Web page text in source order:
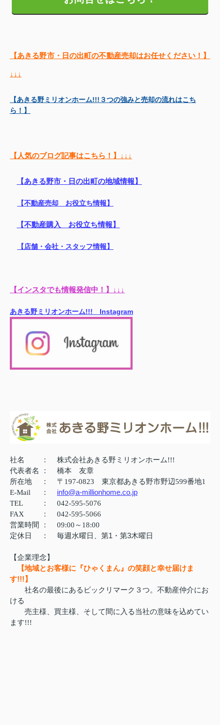
【あきる野市・日の出町の不動産売却はお任せください！】
↓↓↓
【あきる野ミリオンホーム!!!３つの強みと売却の流れはこち
ら！】
【人気のブログ記事はこちら！】↓↓↓
【あきる野市・日の出町の地域情報】
【不動産売却 お役立ち情報】
【不動産購入 お役立ち情報】
【店舗・会社・スタッフ情報】
【インスタでも情報発信中！】↓↓↓
あきる野ミリオンホーム!!! Instagram
社名 ：
株式会社あきる野ミリオンホーム!!!
代表者名
：
橋本 友章
所在地
：
〒197-0823 東京都あきる野市野辺599番地1
E-Mail
： info@a-millionhome.co.jp
TEL ：
042-595-5076
FAX
：
042-595-5066
営業時間
： 09:00～18:00
定休日 ： 毎週水曜日、第1・第3木曜日
【企業理念】
【地域とお客様に『ひゃくまん』の笑顔と幸せ届けま
す!!!】
社名の最後にあるビックリマーク３つ。不動産仲介にお
ける
売主様、買主様、そして間に入る当社の意味を込めてい
ます!!!